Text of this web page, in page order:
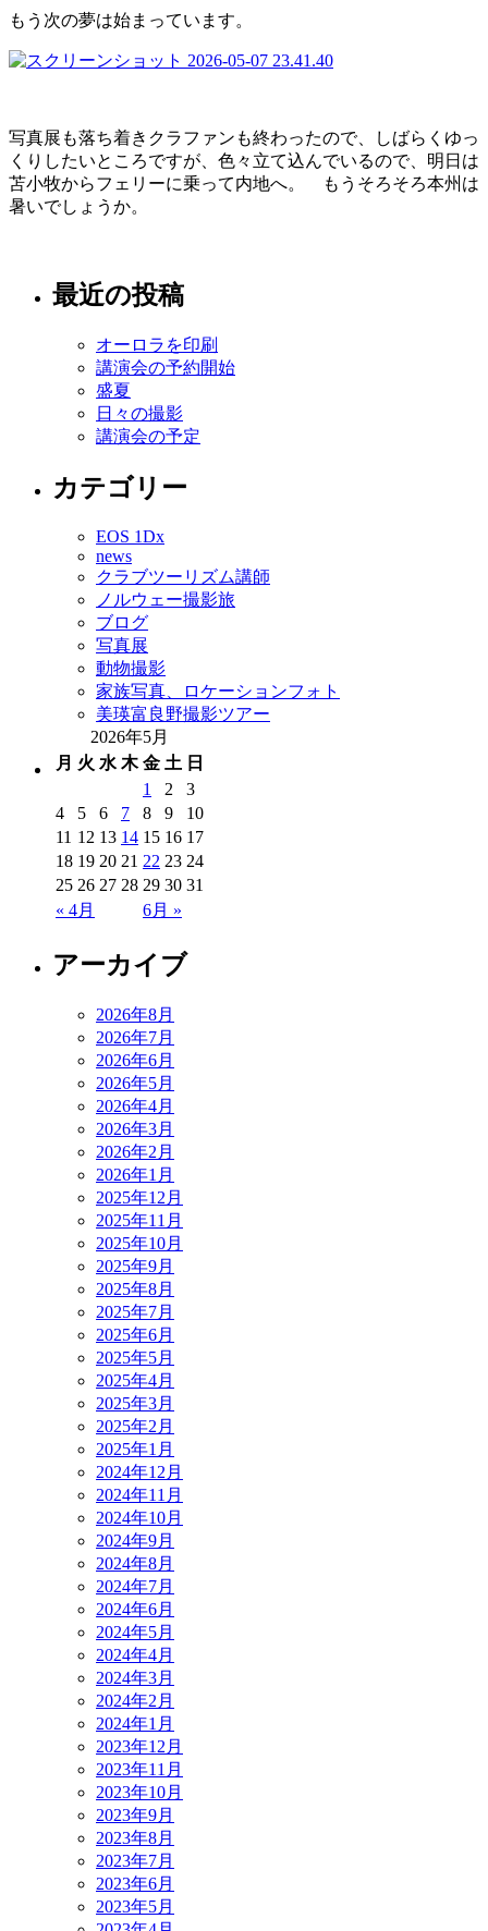
もう次の夢は始まっています。
写真展も落ち着きクラファンも終わったので、しばらくゆっ
くりしたいところですが、色々立て込んでいるので、明日は
苫小牧からフェリーに乗って内地へ。 もうそろそろ本州は
暑いでしょうか。
最近の投稿
オーロラを印刷
講演会の予約開始
盛夏
日々の撮影
講演会の予定
カテゴリー
EOS 1Dx
news
クラブツーリズム講師
ノルウェー撮影旅
ブログ
写真展
動物撮影
家族写真、ロケーションフォト
美瑛富良野撮影ツアー
2026年5月
月 火 水 木 金 土 日
« 4月 6月 »
1 2
3
4
5 6 7 8 9
10
11 12 13 14 15 16 17
18 19 20 21 22 23 24
25 26 27 28 29 30 31
アーカイブ
2026年8月
2026年7月
2026年6月
2026年5月
2026年4月
2026年3月
2026年2月
2026年1月
2025年12月
2025年11月
2025年10月
2025年9月
2025年8月
2025年7月
2025年6月
2025年5月
2025年4月
2025年3月
2025年2月
2025年1月
2024年12月
2024年11月
2024年10月
2024年9月
2024年8月
2024年7月
2024年6月
2024年5月
2024年4月
2024年3月
2024年2月
2024年1月
2023年12月
2023年11月
2023年10月
2023年9月
2023年8月
2023年7月
2023年6月
2023年5月